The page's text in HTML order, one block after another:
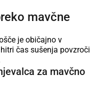
mavčne
je običajno v
čas sušenja povzroči
za mavčno